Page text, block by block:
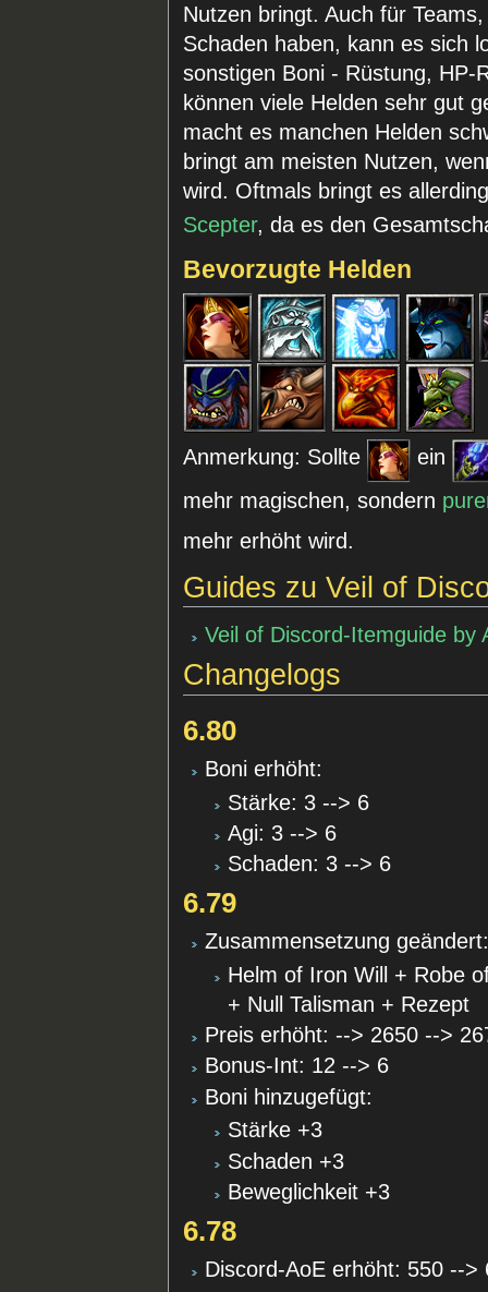
Nutzen bringt. Auch für
Schaden haben, kann es sich
sonstigen Boni - Rüstung, HP-
können viele Helden sehr gut
macht es manchen Helden
bringt am meisten Nutzen,
wird. Oftmals bringt es
Scepter, da es den
Bevorzugte Helden
Anmerkung: Sollte
ein
mehr magischen, sondern
mehr erhöht wird.
Guides zu Veil of
Veil of Discord-Itemguide by
Changelogs
6.80
Boni erhöht:
Stärke: 3 --> 6
Agi: 3 --> 6
Schaden: 3 --> 6
6.79
Zusammensetzung
Helm of Iron Will + Robe
+ Null Talisman + Rezept
Preis erhöht: --> 2650 -->
Bonus-Int: 12 --> 6
Boni hinzugefügt:
Stärke +3
Schaden +3
Beweglichkeit +3
6.78
Discord-AoE erhöht: 550 -->